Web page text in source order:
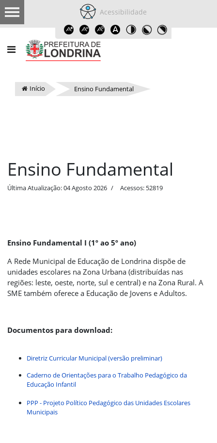
Acessibilidade
Início Ensino Fundamental
Ensino Fundamental
Última Atualização: 04 Agosto 2026 Acessos: 52819
Ensino Fundamental I (1º ao 5º ano)
A Rede Municipal de Educação de Londrina dispõe de
unidades escolares na Zona Urbana (distribuídas nas
regiões: leste, oeste, norte, sul e central) e na Zona Rural. A
SME também oferece a Educação de Jovens e Adultos.
Documentos para download:
Diretriz Curricular Municipal (versão preliminar)
Caderno de Orientações para o Trabalho Pedagógico da
Educação Infantil
PPP - Projeto Político Pedagógico das Unidades Escolares
Municipais